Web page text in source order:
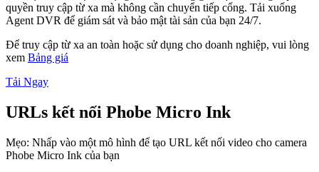
quyền truy cập từ xa mà không cần chuyển tiếp cổng. Tải xuống
Agent DVR để giám sát và bảo mật tài sản của bạn 24/7.
Để truy cập từ xa an toàn hoặc sử dụng cho doanh nghiệp, vui lòng
xem Bảng giá
Tải Ngay
URLs kết nối Phobe Micro Ink
Mẹo: Nhấp vào một mô hình để tạo URL kết nối video cho camera
Phobe Micro Ink của bạn